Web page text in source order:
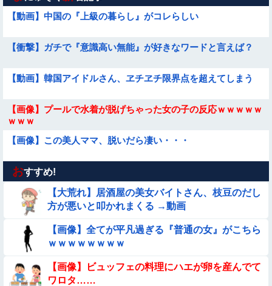
【動画】中国の『上級の暮らし』がコレらしい
【衝撃】ガチで『意識高い無能』が好きなワードと言えば？
【動画】韓国アイドルさん、ヱチヱチ限界点を超えてしまう
【画像】プールで水着が脱げちゃった女の子の反応ｗｗｗｗｗ
ｗｗｗ
【画像】この美人ママ、脱いだら凄い・・・
【動画】女子中学生の『チン媚びダンス』が気持ち悪い🤮
【画像】昔の日本人の水着、ゑっちｗｗｗｗｗｗｗ
【問題】全員受かると話題の『自衛隊』の採用試験がこちら
【→】
【経済正体】中国の自動車販売量の『水増し方法』がこちらｗ
ｗｗｗｗｗｗｗ
おすすめ!
【大荒れ】居酒屋の美女バイトさん、枝豆のだし
方が悪いと叩かれまくる →動画
【画像】全てが平凡過ぎる『普通の女』がこちら
ｗｗｗｗｗｗｗｗ
【画像】ビュッフェの料理にハエが卵を産んでて
ワロタ……